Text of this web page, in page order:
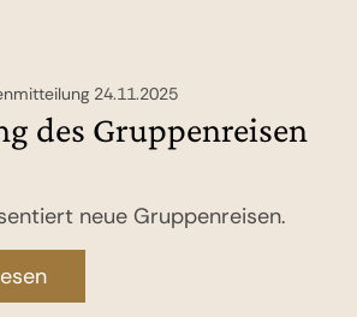
24.11.2025
des Gruppenreisen
neue Gruppenreisen.